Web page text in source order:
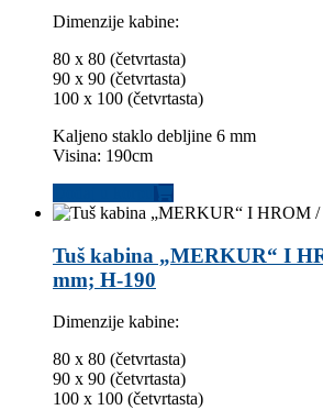
Dimenzije kabine:
80 x 80 (četvrtasta)
90 x 90 (četvrtasta)
100 x 100 (četvrtasta)
Kaljeno staklo debljine 6 mm
Visina: 190cm
Tuš kabina „MERKUR“ I
mm; H-190
Dimenzije kabine:
80 x 80 (četvrtasta)
90 x 90 (četvrtasta)
100 x 100 (četvrtasta)